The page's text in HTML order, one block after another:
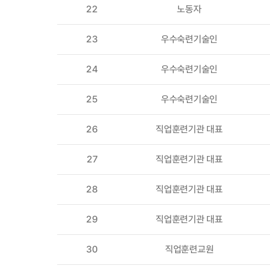
22 노동자
23 우수숙련기술인
24 우수숙련기술인
25 우수숙련기술인
26 직업훈련기관 대표
27 직업훈련기관 대표
28 직업훈련기관 대표
29 직업훈련기관 대표
30 직업훈련교원